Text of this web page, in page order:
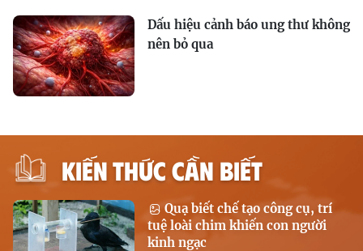
Dấu hiệu cảnh báo ung thư không
nên bỏ qua
KIẾN THỨC CẦN BIẾT
Quạ biết chế tạo công cụ, trí
tuệ loài chim khiến con người
kinh ngạc